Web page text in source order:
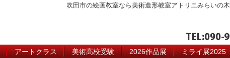
吹田市の絵画教室なら美術造形教室アトリエみらいの木
アートクラス 美術高校受験 2026作品展 ミライ展2025